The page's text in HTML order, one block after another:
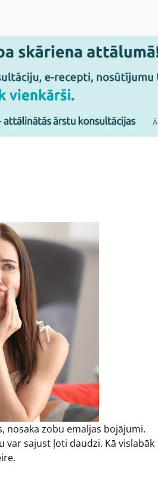
nosaka zobu emaljas bojājumi.
sajust ļoti daudzi. Kā vislabāk